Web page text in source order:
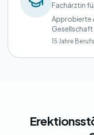
Fachärztin
Approbierte
Gesellschaft
15 Jahre